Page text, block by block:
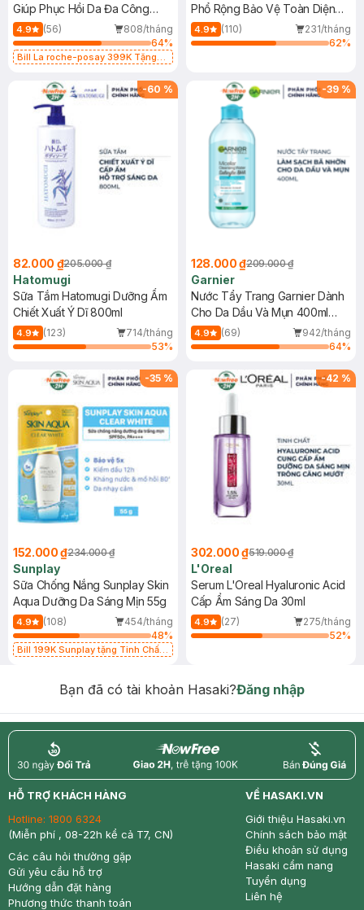
Giúp Phục Hồi Da Đa Công
Dụng 40ml
4.9 (56)
808/tháng
64%
Bill La roche-posay 399K Tặng
(SL có hạn)
Phổ Rộng Bảo Vệ Toàn Diện
40ml
4.9 (110)
231/tháng
62%
-60 %
82.000 ₫205.000 ₫
Hatomugi
Sữa Tắm Hatomugi Dưỡng Ẩm
Chiết Xuất Ý Dĩ 800ml
4.9 (123)
714/tháng
53%
-39 %
128.000 ₫209.000 ₫
Garnier
Nước Tẩy Trang Garnier Dành
Cho Da Dầu Và Mụn 400ml
(Mới)
4.9 (69)
942/tháng
64%
-35 %
152.000 ₫234.000 ₫
Sunplay
Sữa Chống Nắng Sunplay Skin
Aqua Dưỡng Da Sáng Mịn 55g
4.9 (108)
454/tháng
48%
Bill 199K Sunplay tặng Tinh Chất
-42 %
302.000 ₫519.000 ₫
L'Oreal
Serum L'Oreal Hyaluronic Acid
Cấp Ẩm Sáng Da 30ml
4.9 (27)
275/tháng
52%
Bạn đã có tài khoản Hasaki?Đăng nhập
return nowfree price
HỖ TRỢ KHÁCH HÀNG
Hotline: 1800 6324
(Miễn phí , 08-22h kể cả T7, CN)
Các câu hỏi thường gặp
Gửi yêu cầu hỗ trợ
Hướng dẫn đặt hàng
Phương thức thanh toán
VỀ HASAKI.VN
Giới thiệu Hasaki.vn
Chính sách bảo mật
Điều khoản sử dụng
Hasaki cẩm nang
Tuyển dụng
Liên hệ